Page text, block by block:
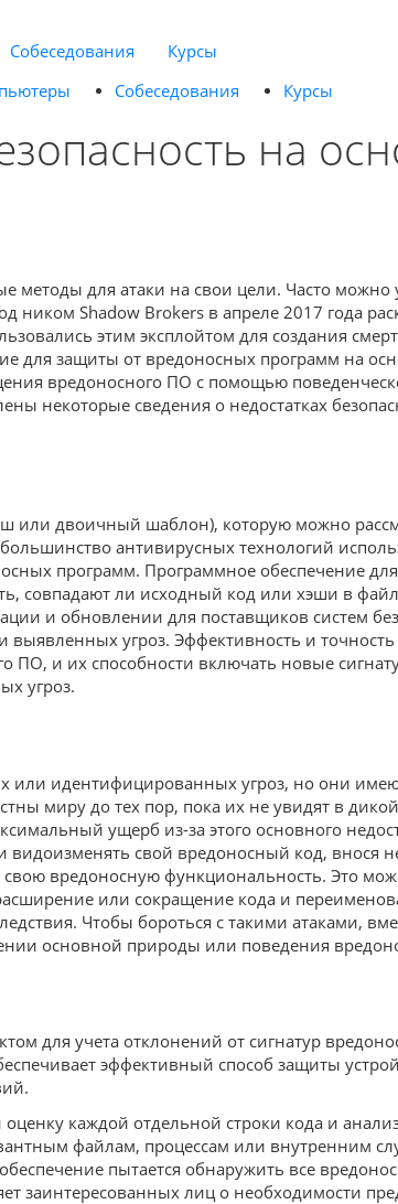
Собеседования
Курсы
Собеседования Курсы
на
для атаки на свои цели. Часто можно
Shadow Brokers в апреле 2017 года
этим эксплойтом для создания
для защиты от вредоносных программ на
вредоносного ПО с помощью
некоторые сведения о недостатках
двоичный шаблон), которую можно
антивирусных технологий
программ. Программное обеспечение
совпадают ли исходный код или хэши в
и обновлении для поставщиков систем
угроз. Эффективность и
и их способности включать новые
угроз.
или идентифицированных угроз, но они
миру до тех пор, пока их не увидят в
ущерб из-за этого основного
видоизменять свой вредоносный код, внося
вредоносную функциональность. Это
или сокращение кода и
Чтобы бороться с такими атаками,
основной природы или поведения
для учета отклонений от сигнатур
эффективный способ защиты
каждой отдельной строки кода и
файлам, процессам или внутренним
пытается обнаружить все
заинтересованных лиц о необходимости